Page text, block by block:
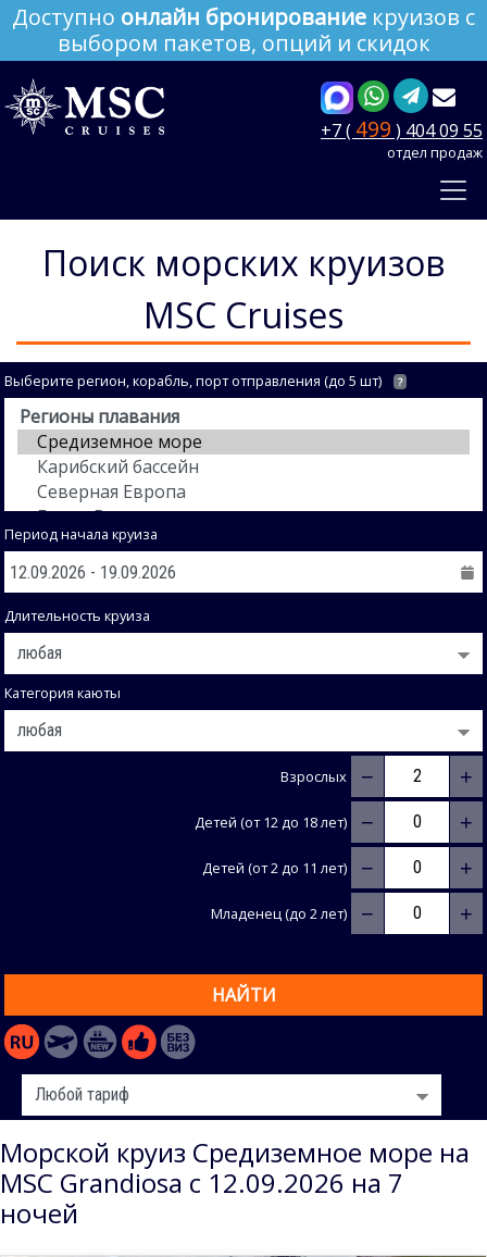
Доступно онлайн бронирование круизов с
выбором пакетов, опций и скидок
+7 ( 499 ) 404 09 55
отдел продаж
Поиск морских круизов
MSC Cruises
Выберите регион, корабль, порт отправления (до 5 шт) ?
Период начала круиза
Длительность круиза
Категория каюты
Взрослых − +
Детей (от 12 до 18 лет) − +
Детей (от 2 до 11 лет) − +
Младенец (до 2 лет) − +
НАЙТИ
Морской круиз Средиземное море на
MSC Grandiosa с 12.09.2026 на 7
ночей